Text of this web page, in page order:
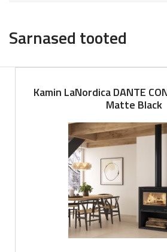
Sarnased tooted
Kamin LaNordica DANTE
Matte Black